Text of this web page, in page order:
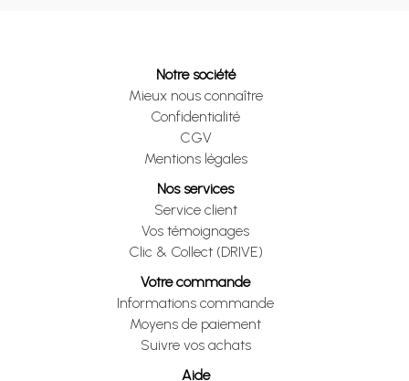
Notre société
Mieux nous connaître
Confidentialité
CGV
Mentions légales
Nos services
Service client
Vos témoignages
Clic & Collect (DRIVE)
Votre commande
Informations commande
Moyens de paiement
Suivre vos achats
Aide